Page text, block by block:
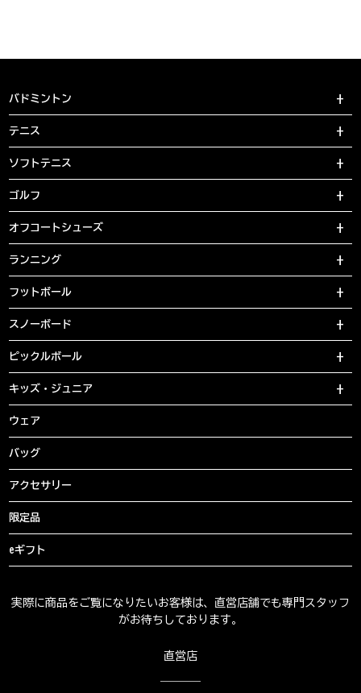
バドミントン
テニス
ソフトテニス
ゴルフ
オフコートシューズ
ランニング
フットボール
スノーボード
ピックルボール
キッズ・ジュニア
ウェア
バッグ
アクセサリー
限定品
eギフト
実際に商品をご覧になりたいお客様は、直営店舗でも専門スタッフ
がお待ちしております。
直営店